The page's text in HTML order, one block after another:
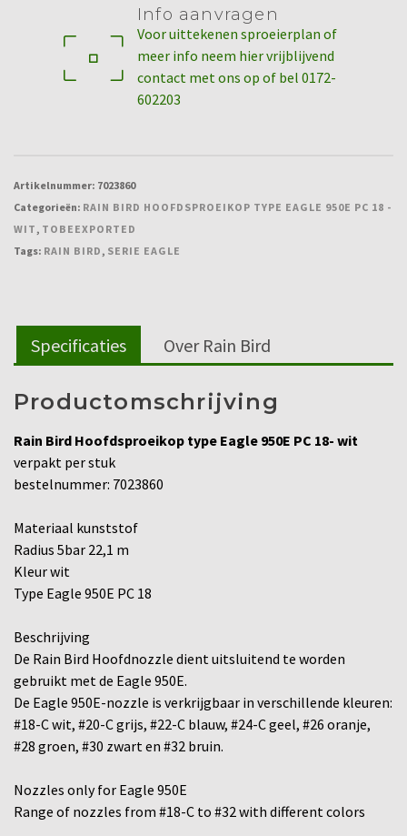
Info aanvragen
Voor uittekenen sproeierplan of
meer info neem hier vrijblijvend
contact met ons op of bel 0172-
602203
Artikelnummer: 7023860
Categorieën: RAIN BIRD HOOFDSPROEIKOP TYPE EAGLE 950E PC 18 -
WIT , TOBEEXPORTED
Tags: RAIN BIRD , SERIE EAGLE
Specificaties Over Rain Bird
Productomschrijving
Rain Bird Hoofdsproeikop type Eagle 950E PC 18- wit
verpakt per stuk
bestelnummer: 7023860
Materiaal kunststof
Radius 5bar 22,1 m
Kleur wit
Type Eagle 950E PC 18
Beschrijving
De Rain Bird Hoofdnozzle dient uitsluitend te worden
gebruikt met de Eagle 950E.
De Eagle 950E-nozzle is verkrijgbaar in verschillende kleuren:
#18-C wit, #20-C grijs, #22-C blauw, #24-C geel, #26 oranje,
#28 groen, #30 zwart en #32 bruin.
Nozzles only for Eagle 950E
Range of nozzles from #18-C to #32 with different colors